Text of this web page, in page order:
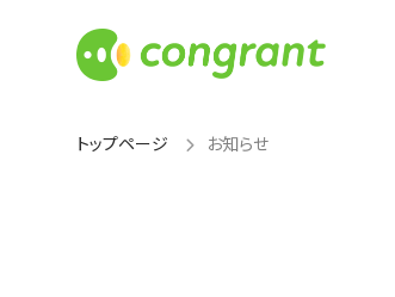
トップページ お知らせ